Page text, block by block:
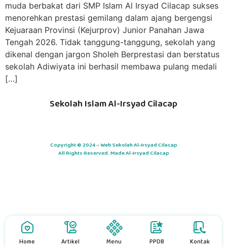
muda berbakat dari SMP Islam Al Irsyad Cilacap sukses
menorehkan prestasi gemilang dalam ajang bergengsi
Kejuaraan Provinsi (Kejurprov) Junior Panahan Jawa
Tengah 2026. Tidak tanggung-tanggung, sekolah yang
dikenal dengan jargon Sholeh Berprestasi dan berstatus
sekolah Adiwiyata ini berhasil membawa pulang medali
[…]
Sekolah Islam Al-Irsyad Cilacap
Copyright © 2024 – Web Sekolah Al-Irsyad Cilacap
All Rights Reserved. Made Al-Irsyad Cilacap
Home Artikel Menu PPDB Kontak